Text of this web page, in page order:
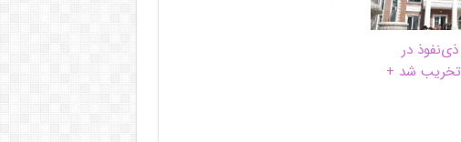
در
تخریب شد +